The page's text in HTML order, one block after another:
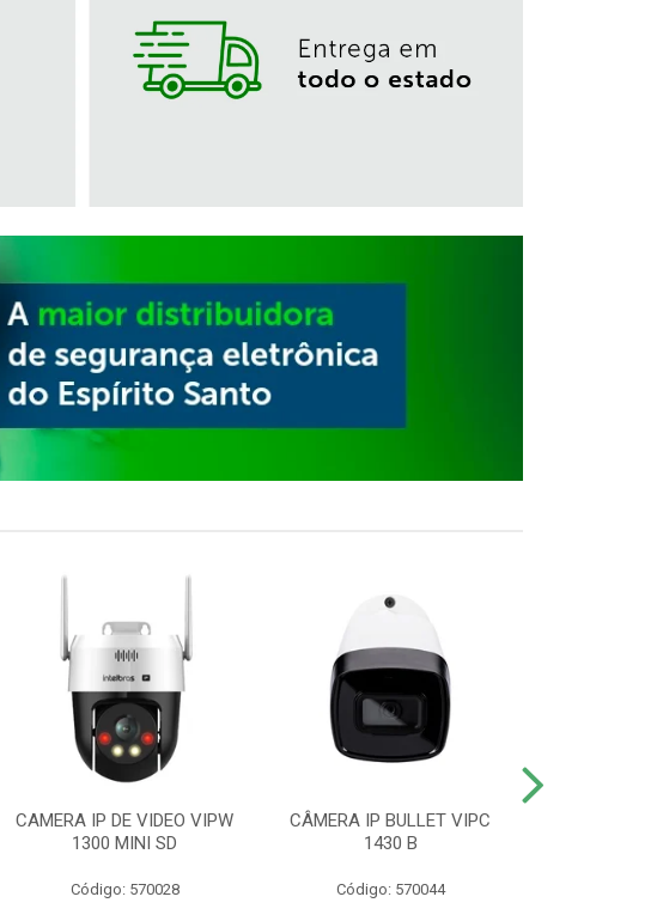
CAMERA IP DE VIDEO VIPW
1300 MINI SD
Código: 570028
CÂMERA IP BULLET VIPC
1430 B
Código: 570044